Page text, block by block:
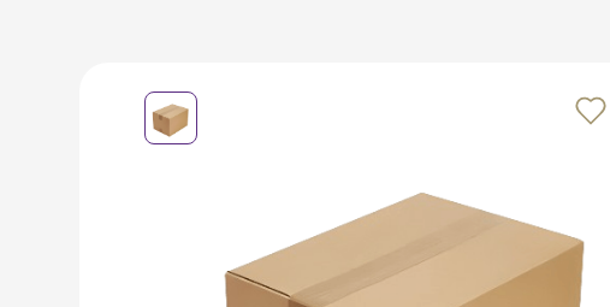
transporte
6º bebida